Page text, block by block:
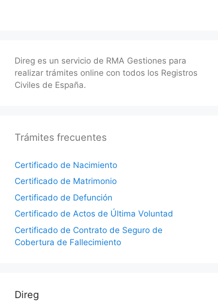
Direg es un servicio de RMA Gestiones para
realizar trámites online con todos los Registros
Civiles de España.
Trámites frecuentes
Certificado de Nacimiento
Certificado de Matrimonio
Certificado de Defunción
Certificado de Actos de Última Voluntad
Certificado de Contrato de Seguro de
Cobertura de Fallecimiento
Direg